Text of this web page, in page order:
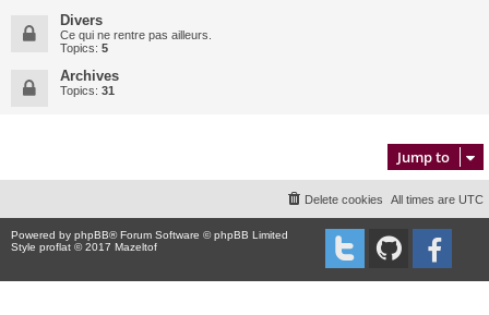
Divers
Ce qui ne rentre pas ailleurs.
Topics: 5
Archives
Topics: 31
Jump to
All times are UTC
Delete cookies
Powered by phpBB® Forum Software © phpBB Limited
Style proflat © 2017 Mazeltof